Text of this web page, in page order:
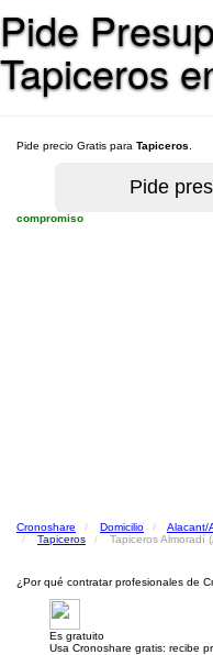
Pide
Tapiceros
Pide precio Gratis para Tapiceros
compromiso
Cronoshare Domicilio Alacant/
Tapiceros
Tapiceros Almoradí
¿Por qué contratar profesionales de
Es gratuito
Usa Cronoshare gratis: recibe